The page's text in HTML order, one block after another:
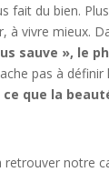
fait du bien.
à vivre mieux.
sauve », le
pas à
ce que la
retrouver notre